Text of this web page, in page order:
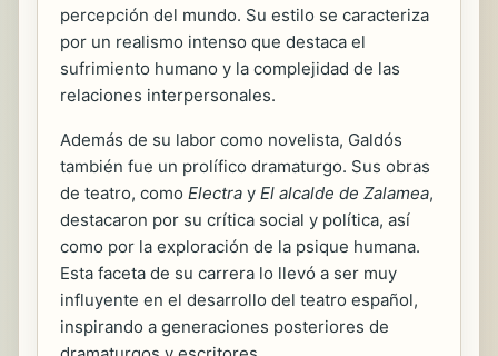
percepción del mundo. Su estilo se caracteriza
por un realismo intenso que destaca el
sufrimiento humano y la complejidad de las
relaciones interpersonales.
Además de su labor como novelista, Galdós
también fue un prolífico dramaturgo. Sus obras
de teatro, como Electra y El alcalde de Zalamea,
destacaron por su crítica social y política, así
como por la exploración de la psique humana.
Esta faceta de su carrera lo llevó a ser muy
influyente en el desarrollo del teatro español,
inspirando a generaciones posteriores de